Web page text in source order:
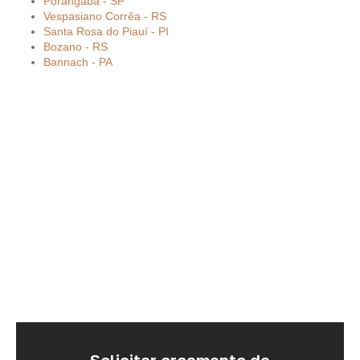
Vespasiano Corrêa - RS
Santa Rosa do Piauí - PI
Bozano - RS
Bannach - PA